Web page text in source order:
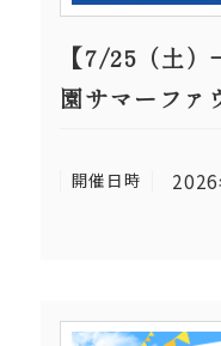
【7/25（土
園サマーファ
開催日時